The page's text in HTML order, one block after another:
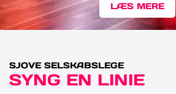
LÆS MERE
SJOVE SELSKABSLEGE
SYNG EN LINIE